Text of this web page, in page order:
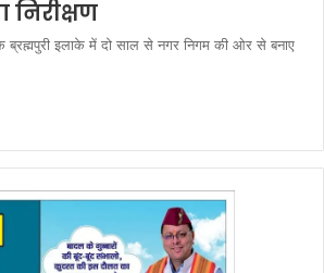
ब्रह्मपुरी इलाके में दो साल से नगर निगम की ओर से बनाए